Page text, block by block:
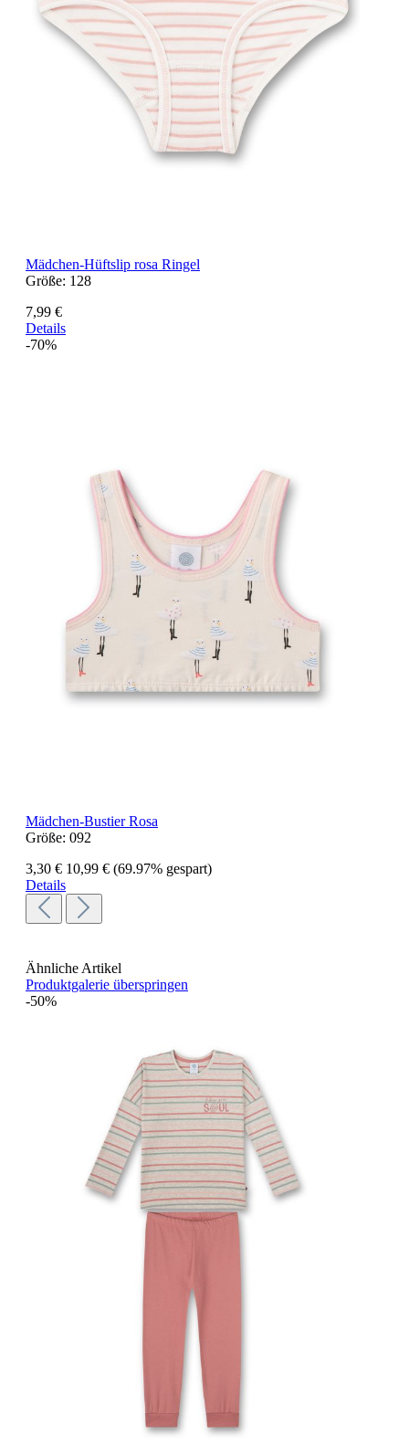
Mädchen-Hüftslip rosa Ringel
Größe: 128
7,99 €
Details
-70%
Mädchen-Bustier Rosa
Größe: 092
3,30 € 10,99 € (69.97% gespart)
Details
Ähnliche Artikel
Produktgalerie überspringen
-50%